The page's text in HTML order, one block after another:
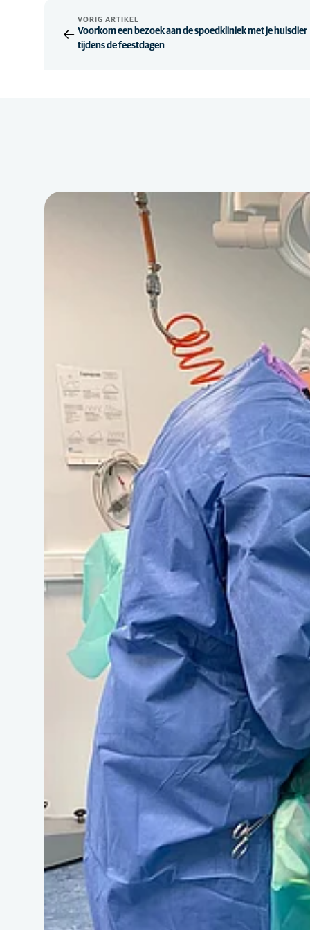
VORIG ARTIKEL
Voorkom een bezoek aan de spoedkliniek met je huisdier
tijdens de feestdagen